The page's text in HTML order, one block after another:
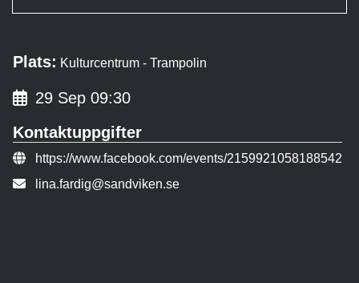
Plats: Kulturcentrum - Trampolin
29 Sep 09:30
Kontaktuppgifter
Evenemangslänk:
https://www.facebook.com/events/2159921058188542
E-post:
lina.fardig@sandviken.se